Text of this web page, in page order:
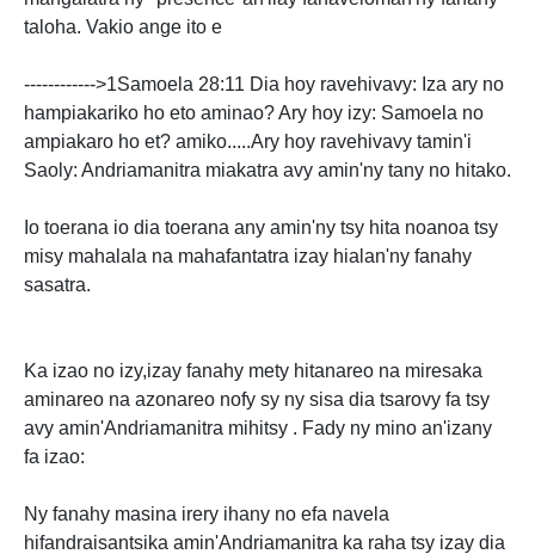
taloha. Vakio ange ito e
------------>1Samoela 28:11 Dia hoy ravehivavy: Iza ary no
hampiakariko ho eto aminao? Ary hoy izy: Samoela no
ampiakaro ho et? amiko.....Ary hoy ravehivavy tamin'i
Saoly: Andriamanitra miakatra avy amin'ny tany no hitako.
Io toerana io dia toerana any amin'ny tsy hita noanoa tsy
misy mahalala na mahafantatra izay hialan'ny fanahy
sasatra.
Ka izao no izy,izay fanahy mety hitanareo na miresaka
aminareo na azonareo nofy sy ny sisa dia tsarovy fa tsy
avy amin'Andriamanitra mihitsy . Fady ny mino an'izany
fa izao:
Ny fanahy masina irery ihany no efa navela
hifandraisantsika amin'Andriamanitra ka raha tsy izay dia